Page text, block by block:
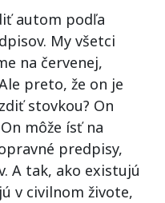
autom podľa
My všetci
na červenej,
preto, že on je
stovkou? On
môže ísť na
predpisy,
A tak, ako existujú
v civilnom živote,